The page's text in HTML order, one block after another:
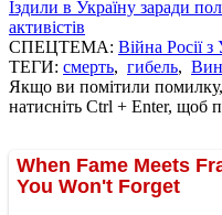
Їздили в Україну заради
активістів
СПЕЦТЕМА: Війна Росії
ТЕГИ: смерть, гибель,
Якщо ви помітили помилку,
натисніть Ctrl + Enter, щоб